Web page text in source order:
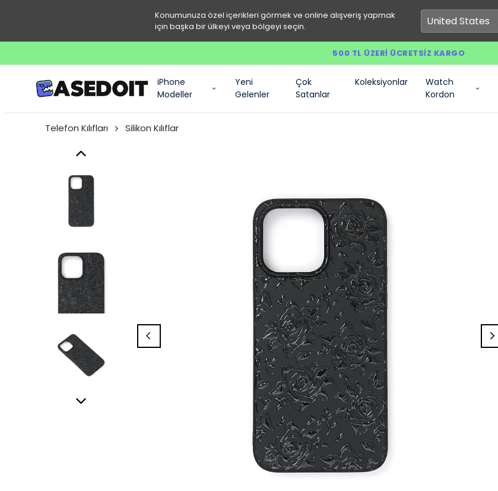
Konumunuza özel içerikleri görmek ve online alışveriş yapmak
için başka bir ülkeyi veya bölgeyi seçin.
500 TL ÜZERI ÜCRETSIZ KARGO
iPhone
Modeller
Yeni
Gelenler
Çok
Satanlar
Koleksiyonlar
Watch
Kordon
Telefon Kılıfları Silikon Kılıflar